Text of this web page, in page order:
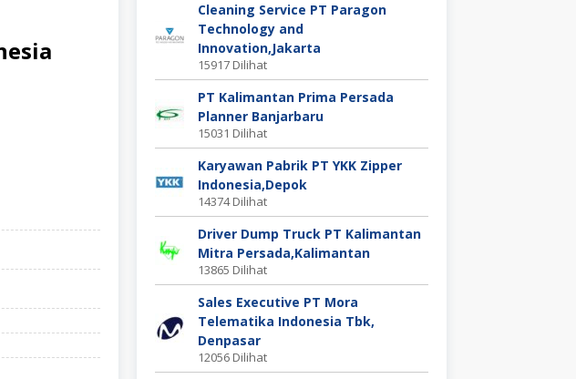
Cleaning Service PT Paragon
Technology and
Innovation,Jakarta
15917 Dilihat
PT Kalimantan Prima Persada
Planner Banjarbaru
15031 Dilihat
Karyawan Pabrik PT YKK Zipper
Indonesia,Depok
14374 Dilihat
Driver Dump Truck PT Kalimantan
Mitra Persada,Kalimantan
13865 Dilihat
Sales Executive PT Mora
Telematika Indonesia Tbk,
Denpasar
12056 Dilihat